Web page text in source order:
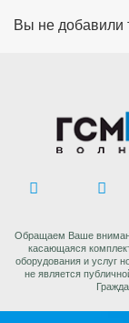
Вы не добавили
Обращаем Ваше
касающаяся
оборудования и услуг
не является